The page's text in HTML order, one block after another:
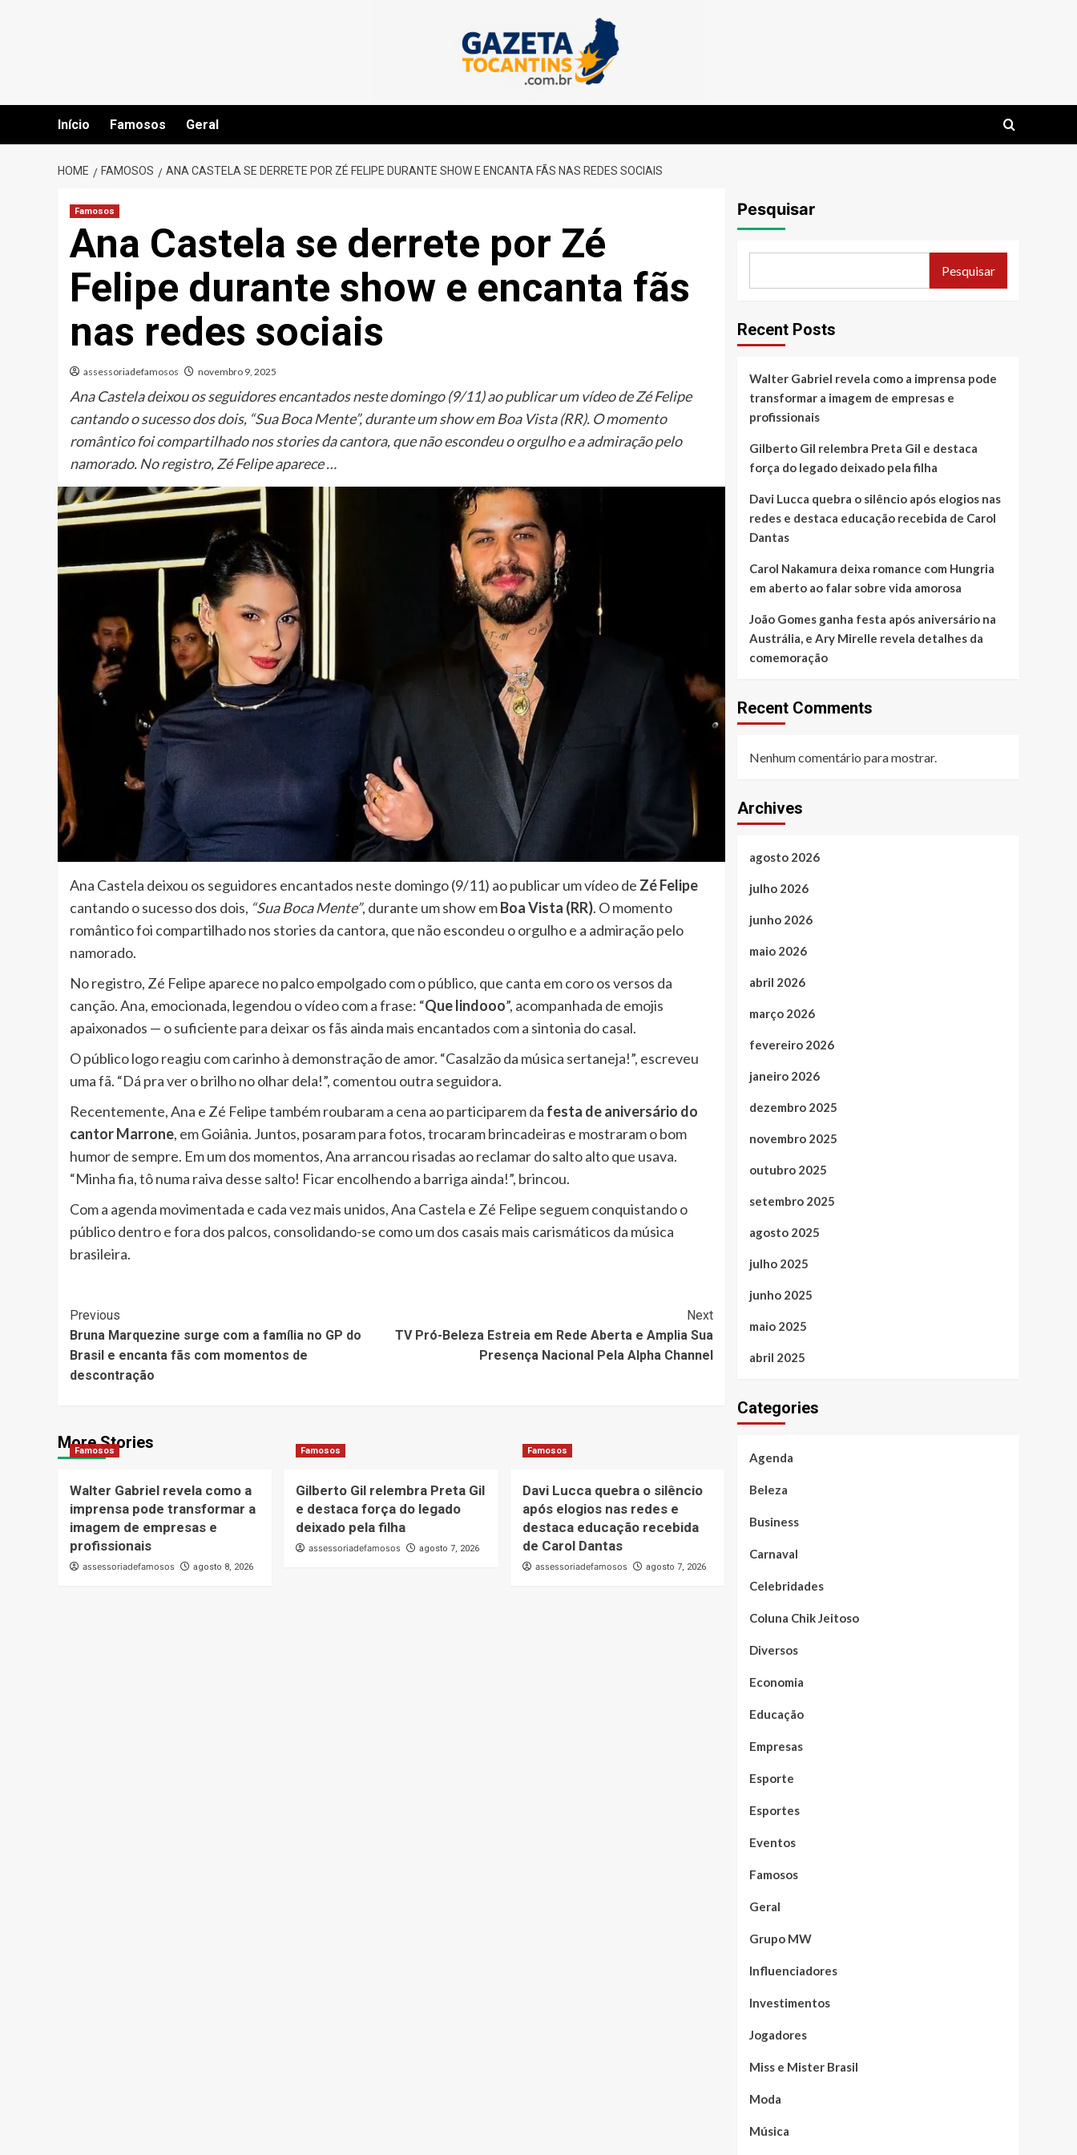
Início Famosos Geral
HOME FAMOSOS ANA CASTELA SE DERRETE POR ZÉ FELIPE DURANTE SHOW E ENCANTA FÃS NAS REDES SOCIAIS
Famosos
Ana Castela se derrete por Zé
Felipe durante show e encanta fãs
nas redes sociais
assessoriadefamosos novembro 9, 2025
Ana Castela deixou os seguidores encantados neste domingo (9/11) ao publicar um vídeo de Zé Felipe
cantando o sucesso dos dois, “Sua Boca Mente”, durante um show em Boa Vista (RR). O momento
romântico foi compartilhado nos stories da cantora, que não escondeu o orgulho e a admiração pelo
namorado. No registro, Zé Felipe aparece …
Ana Castela deixou os seguidores encantados neste domingo (9/11) ao publicar um vídeo de Zé Felipe
cantando o sucesso dos dois, “Sua Boca Mente”, durante um show emBoa Vista (RR). O momento
romântico foi compartilhado nos stories da cantora, que não escondeu o orgulho e a admiração pelo
namorado.
No registro, Zé Felipe aparece no palco empolgado com o público, que canta em coro os versos da
canção. Ana, emocionada, legendou o vídeo com a frase: “Que lindooo”, acompanhada de emojis
apaixonados — o suficiente para deixar os fãs ainda mais encantados com a sintonia do casal.
O público logo reagiu com carinho à demonstração de amor. “Casalzão da música sertaneja!”, escreveu
uma fã. “Dá pra ver o brilho no olhar dela!”, comentou outra seguidora.
Recentemente, Ana e Zé Felipe também roubaram a cena ao participarem da festa de aniversário do
cantor Marrone, em Goiânia. Juntos, posaram para fotos, trocaram brincadeiras e mostraram o bom
humor de sempre. Em um dos momentos, Ana arrancou risadas ao reclamar do salto alto que usava.
“Minha fia, tô numa raiva desse salto! Ficar encolhendo a barriga ainda!”, brincou.
Com a agenda movimentada e cada vez mais unidos, Ana Castela e Zé Felipe seguem conquistando o
público dentro e fora dos palcos, consolidando-se como um dos casais mais carismáticos da música
brasileira.
Post
Navigation
Previous
Bruna Marquezine surge com a família no GP do
Brasil e encanta fãs com momentos de
descontração
Next
TV Pró-Beleza Estreia em Rede Aberta e Amplia Sua
Presença Nacional Pela Alpha Channel
More Stories
Famosos
Walter Gabriel revela como a
imprensa pode transformar a
imagem de empresas e
profissionais
assessoriadefamosos agosto 8, 2026
Famosos
Gilberto Gil relembra Preta Gil
e destaca força do legado
deixado pela filha
assessoriadefamosos agosto 7, 2026
Famosos
Davi Lucca quebra o silêncio
após elogios nas redes e
destaca educação recebida
de Carol Dantas
assessoriadefamosos agosto 7, 2026
Pesquisar
Pesquisar
Recent Posts
Walter Gabriel revela como a imprensa pode
transformar a imagem de empresas e
profissionais
Gilberto Gil relembra Preta Gil e destaca
força do legado deixado pela filha
Davi Lucca quebra o silêncio após elogios nas
redes e destaca educação recebida de Carol
Dantas
Carol Nakamura deixa romance com Hungria
em aberto ao falar sobre vida amorosa
João Gomes ganha festa após aniversário na
Austrália, e Ary Mirelle revela detalhes da
comemoração
Recent Comments
Nenhum comentário para mostrar.
Archives
agosto 2026
julho 2026
junho 2026
maio 2026
abril 2026
março 2026
fevereiro 2026
janeiro 2026
dezembro 2025
novembro 2025
outubro 2025
setembro 2025
agosto 2025
julho 2025
junho 2025
maio 2025
abril 2025
Categories
Agenda
Beleza
Business
Carnaval
Celebridades
Coluna Chik Jeitoso
Diversos
Economia
Educação
Empresas
Esporte
Esportes
Eventos
Famosos
Geral
Grupo MW
Influenciadores
Investimentos
Jogadores
Miss e Mister Brasil
Moda
Música